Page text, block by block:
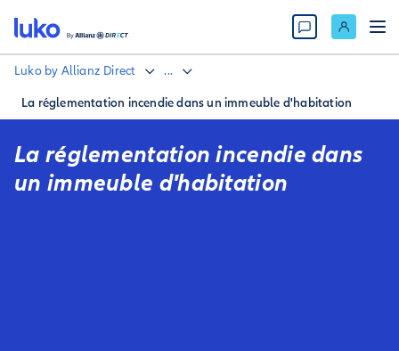
Luko by Allianz Direct ...
La réglementation incendie dans un immeuble d'habitation
La réglementation incendie dans
un immeuble d'habitation